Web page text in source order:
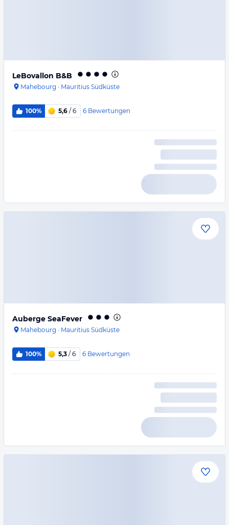
LeBovallon B&B
Mahebourg · Mauritius Südküste
100% 5,6 / 6 6 Bewertungen
Auberge SeaFever
Mahebourg · Mauritius Südküste
100% 5,3 / 6 6 Bewertungen